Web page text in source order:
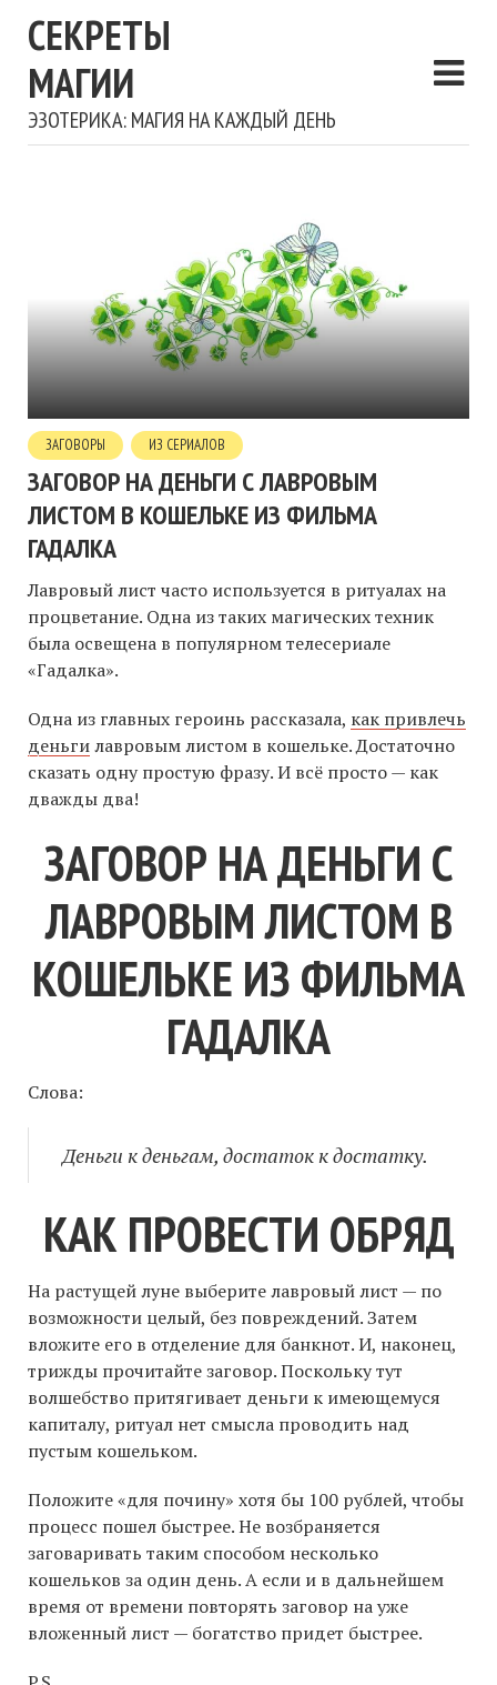
СЕКРЕТЫ
МАГИИ
ЭЗОТЕРИКА: МАГИЯ НА КАЖДЫЙ ДЕНЬ
ЗАГОВОРЫ ИЗ СЕРИАЛОВ
ЗАГОВОР НА ДЕНЬГИ С ЛАВРОВЫМ
ЛИСТОМ В КОШЕЛЬКЕ ИЗ ФИЛЬМА
ГАДАЛКА
Лавровый лист часто используется в ритуалах на
процветание. Одна из таких магических техник
была освещена в популярном телесериале
«Гадалка».
Одна из главных героинь рассказала, как привлечь
деньгилавровым листом в кошельке. Достаточно
сказать одну простую фразу. И всё просто — как
дважды два!
ЗАГОВОР НА ДЕНЬГИ С
ЛАВРОВЫМ ЛИСТОМ В
КОШЕЛЬКЕ ИЗ ФИЛЬМА
ГАДАЛКА
Слова:
Деньги к деньгам, достаток к достатку.
КАК ПРОВЕСТИ ОБРЯД
На растущей луне выберите лавровый лист — по
возможности целый, без повреждений. Затем
вложите его в отделение для банкнот. И, наконец,
трижды прочитайте заговор. Поскольку тут
волшебство притягивает деньги к имеющемуся
капиталу, ритуал нет смысла проводить над
пустым кошельком.
Положите «для почину» хотя бы 100 рублей, чтобы
процесс пошел быстрее. Не возбраняется
заговаривать таким способом несколько
кошельков за один день. А если и в дальнейшем
время от времени повторять заговор на уже
вложенный лист — богатство придет быстрее.